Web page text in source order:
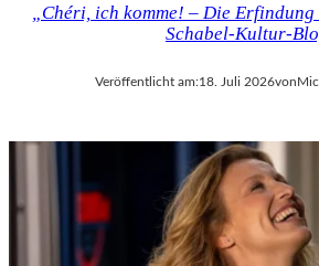
„Chéri, ich komme! – Die
Schabel-Kultur-
Veröffentlicht am:18. Juli 2026von